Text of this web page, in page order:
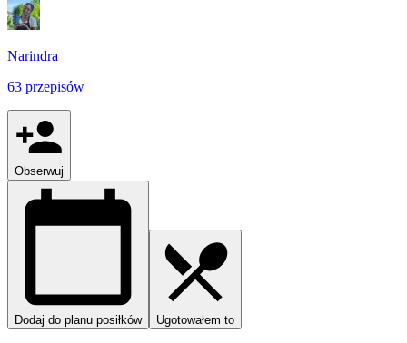
Narindra
63 przepisów
Obserwuj
Dodaj do planu posiłków Ugotowałem to